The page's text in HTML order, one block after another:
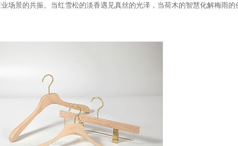
场景的共振。当红雪松的淡香遇见真丝的光泽，当荷木的智慧化解梅雨的